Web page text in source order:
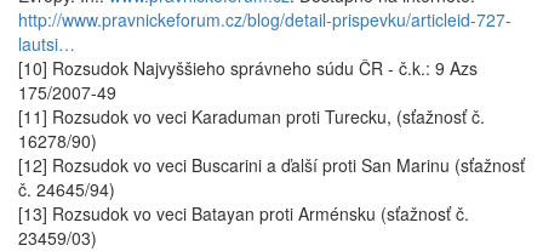
http://www.pravnickeforum.cz/blog/detail-prispevku/articleid-727-
lautsi…
[10] Rozsudok Najvyššieho správneho súdu ČR - č.k.: 9 Azs
175/2007-49
[11] Rozsudok vo veci Karaduman proti Turecku, (sťažnosť č.
16278/90)
[12] Rozsudok vo veci Buscarini a ďalší proti San Marinu (sťažnosť
č. 24645/94)
[13] Rozsudok vo veci Batayan proti Arménsku (sťažnosť č.
23459/03)